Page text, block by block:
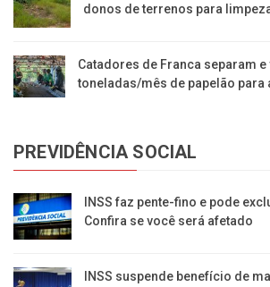
donos de terrenos para
Catadores de Franca separam e
toneladas/mês de papelão para
PREVIDÊNCIA SOCIAL
INSS faz pente-fino e pode
Confira se você será afetado
INSS suspende benefício de